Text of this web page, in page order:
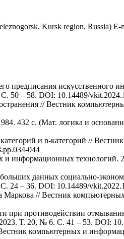
Kursk region, Russia) E-
предписания искусственного
50 – 58. DOI: 10.14489/
// Вестник
432 с. (Мат. логика и
и n-категорий //
044
информационных технологий.
данных социально-
24 – 36. DOI: 10.14489/
// Вестник
при противодействии
Т. 20, № 6. C. 41 – 53. DOI:
компьютерных и